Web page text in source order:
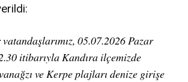
vatandaşlarımız, 05.07.2026 Pazar
itibarıyla Kandıra ilçemizde
ve Kerpe plajları denize girişe